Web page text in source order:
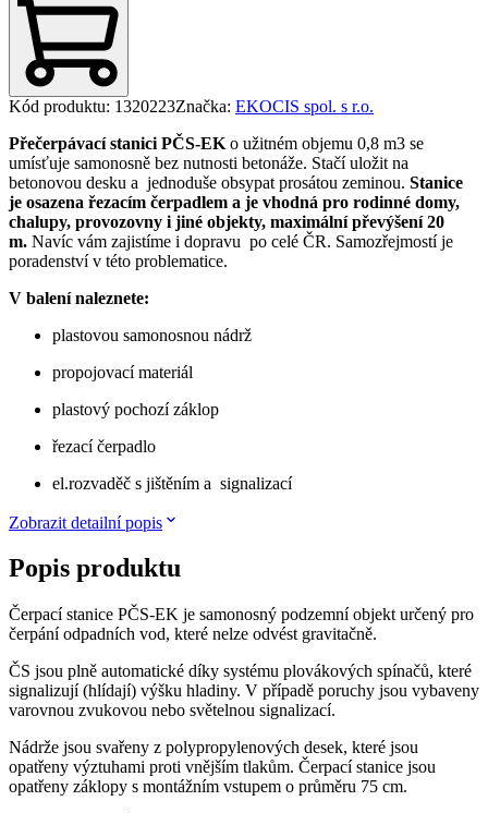
Kód produktu: 1320223Značka: EKOCIS spol. s r.o.
Přečerpávací stanici PČS-EK o užitném objemu 0,8 m3 se
umísťuje samonosně bez nutnosti betonáže. Stačí uložit na
betonovou desku a jednoduše obsypat prosátou zeminou. Stanice
je osazena řezacím čerpadlem a je vhodná pro rodinné domy,
chalupy, provozovny i jiné objekty, maximální převýšení 20
m. Navíc vám zajistíme i dopravu po celé ČR. Samozřejmostí je
poradenství v této problematice.
V balení naleznete:
plastovou samonosnou nádrž
propojovací materiál
plastový pochozí záklop
řezací čerpadlo
el.rozvaděč s jištěním a signalizací
Zobrazit detailní popis
Popis produktu
Čerpací stanice PČS-EK je samonosný podzemní objekt určený pro
čerpání odpadních vod, které nelze odvést gravitačně.
ČS jsou plně automatické díky systému plovákových spínačů, které
signalizují (hlídají) výšku hladiny. V případě poruchy jsou vybaveny
varovnou zvukovou nebo světelnou signalizací.
Nádrže jsou svařeny z polypropylenových desek, které jsou
opatřeny výztuhami proti vnějším tlakům. Čerpací stanice jsou
opatřeny záklopy s montážním vstupem o průměru 75 cm.